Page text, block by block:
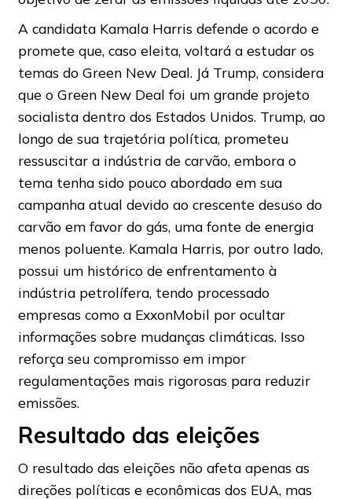
A candidata Kamala Harris defende o acordo e
promete que, caso eleita, voltará a estudar os
temas do Green New Deal. Já Trump, considera
que o Green New Deal foi um grande projeto
socialista dentro dos Estados Unidos. Trump, ao
longo de sua trajetória política, prometeu
ressuscitar a indústria de carvão, embora o
tema tenha sido pouco abordado em sua
campanha atual devido ao crescente desuso do
carvão em favor do gás, uma fonte de energia
menos poluente. Kamala Harris, por outro lado,
possui um histórico de enfrentamento à
indústria petrolífera, tendo processado
empresas como a ExxonMobil por ocultar
informações sobre mudanças climáticas. Isso
reforça seu compromisso em impor
regulamentações mais rigorosas para reduzir
emissões.
Resultado das eleições
O resultado das eleições não afeta apenas as
direções políticas e econômicas dos EUA, mas